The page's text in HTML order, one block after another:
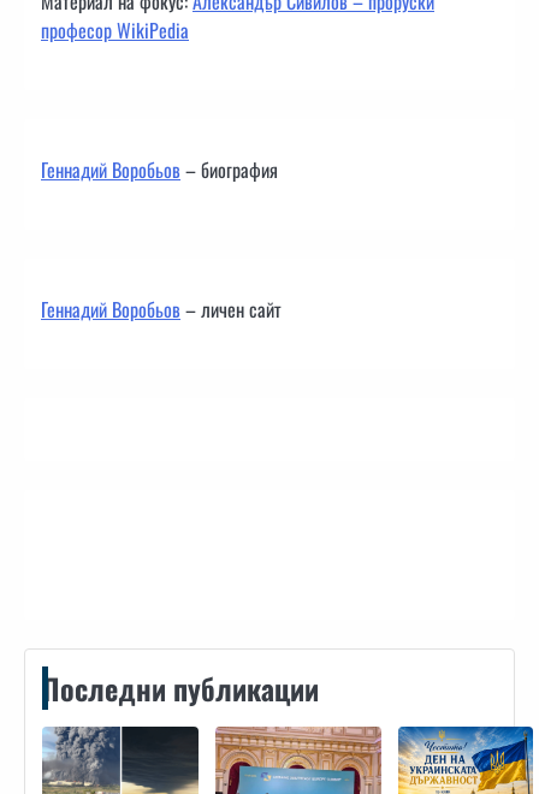
професор WikiPedia
Геннадий Воробьов– биография
Геннадий Воробьов– личен сайт
Последни публикации